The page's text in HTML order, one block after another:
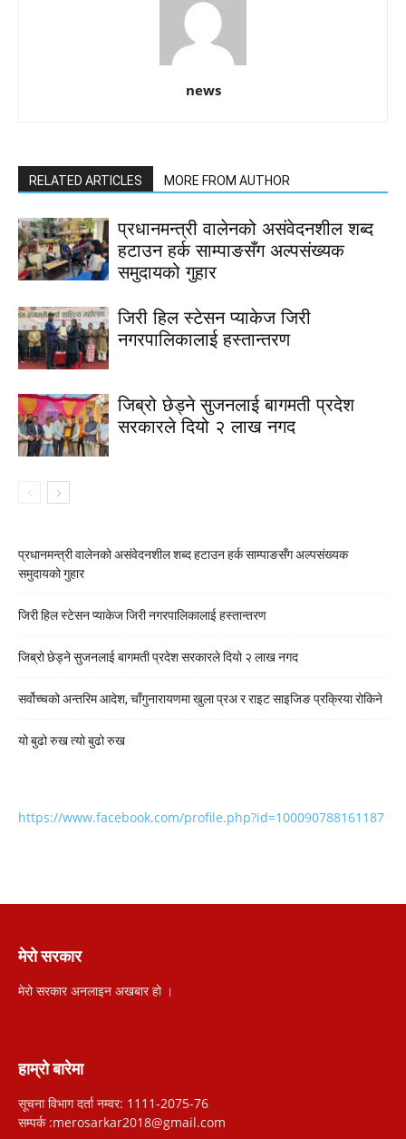
news
RELATED ARTICLES MORE FROM AUTHOR
प्रधानमन्त्री वालेनको असंवेदनशील शब्द
हटाउन हर्क साम्पाङसँग अल्पसंख्यक
समुदायको गुहार
जिरी हिल स्टेसन प्याकेज जिरी
नगरपालिकालाई हस्तान्तरण
जिब्रो छेड्ने सुजनलाई बागमती प्रदेश
सरकारले दियो २ लाख नगद
प्रधानमन्त्री वालेनको असंवेदनशील शब्द हटाउन हर्क साम्पाङसँग अल्पसंख्यक
समुदायको गुहार
जिरी हिल स्टेसन प्याकेज जिरी नगरपालिकालाई हस्तान्तरण
जिब्रो छेड्ने सुजनलाई बागमती प्रदेश सरकारले दियो २ लाख नगद
सर्वोच्चको अन्तरिम आदेश, चाँगुनारायणमा खुला प्रअ र राइट साइजिङ प्रक्रिया रोकिने
यो बुढो रुख त्यो बुढो रुख
https://www.facebook.com/profile.php?id=100090788161187
मेरो सरकार
मेरो सरकार अनलाइन अखबार हो ।
हाम्रो बारेमा
सूचना विभाग दर्ता नम्वर: 1111-2075-76
सम्पर्क :merosarkar2018@gmail.com